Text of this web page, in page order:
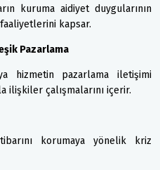
kuruma aidiyet duygularının
kapsar.
Pazarlama
hizmetin pazarlama iletişimi
ilişkiler çalışmalarını içerir.
korumaya yönelik kriz